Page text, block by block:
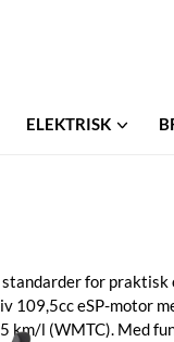
ELEKTRISK
for praktisk
eSP-motor
km/l (WMTC). Med